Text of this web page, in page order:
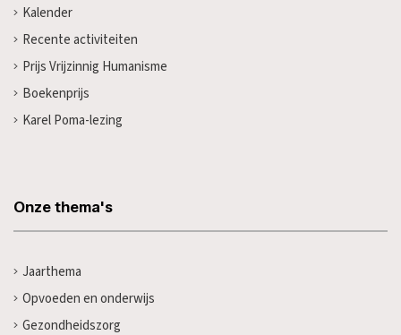
Kalender
Recente activiteiten
Prijs Vrijzinnig Humanisme
Boekenprijs
Karel Poma-lezing
Onze thema's
Jaarthema
Opvoeden en onderwijs
Gezondheidszorg